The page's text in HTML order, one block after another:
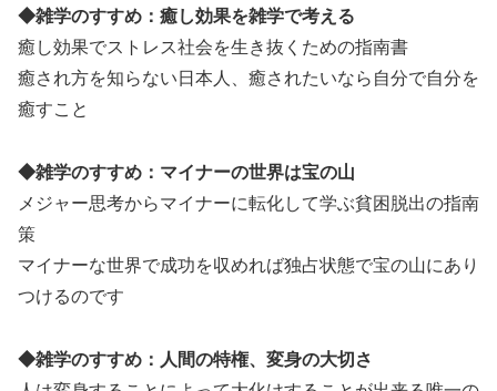
◆雑学のすすめ：癒し効果を雑学で考える
癒し効果でストレス社会を生き抜くための指南書
癒され方を知らない日本人、癒されたいなら自分で自分を
癒すこと
◆雑学のすすめ：マイナーの世界は宝の山
メジャー思考からマイナーに転化して学ぶ貧困脱出の指南
策
マイナーな世界で成功を収めれば独占状態で宝の山にあり
つけるのです
◆雑学のすすめ：人間の特権、変身の大切さ